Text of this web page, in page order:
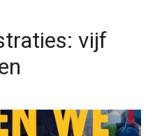
vijf